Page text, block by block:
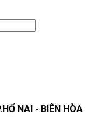
NAI - BIÊN HÒA